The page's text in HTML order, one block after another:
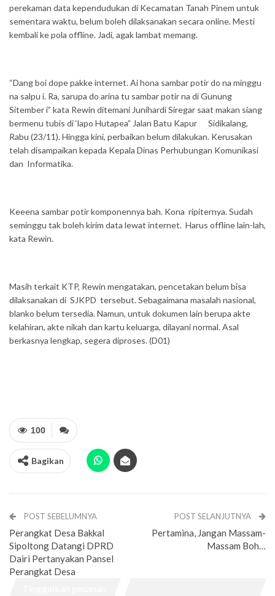
perekaman data kependudukan di Kecamatan Tanah Pinem untuk
sementara waktu, belum boleh dilaksanakan secara online. Mesti
kembali ke pola offline. Jadi, agak lambat memang.
“Dang boi dope pakke internet. Ai hona sambar potir do na minggu
na salpu i. Ra, sarupa do arina tu sambar potir na di Gunung
Sitember i” kata Rewin ditemani Junihardi Siregar saat makan siang
bermenu tubis di ‘lapo Hutapea” Jalan Batu Kapur Sidikalang,
Rabu (23/11). Hingga kini, perbaikan belum dilakukan. Kerusakan
telah disampaikan kepada Kepala Dinas Perhubungan Komunikasi
dan Informatika.
Keeena sambar potir komponennya bah. Kona ripiternya. Sudah
seminggu tak boleh kirim data lewat internet. Harus offline lain-lah,
kata Rewin.
Masih terkait KTP, Rewin mengatakan, pencetakan belum bisa
dilaksanakan di SJKPD tersebut. Sebagaimana masalah nasional,
blanko belum tersedia. Namun, untuk dokumen lain berupa akte
kelahiran, akte nikah dan kartu keluarga, dilayani normal. Asal
berkasnya lengkap, segera diproses. (D01)
100
Bagikan
POST SEBELUMNYA
Perangkat Desa Bakkal
Sipoltong Datangi DPRD
Dairi Pertanyakan Pansel
Perangkat Desa
POST SELANJUTNYA
Pertamina, Jangan Massam-
Massam Boh…